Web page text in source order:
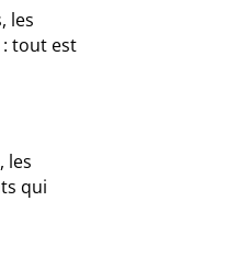
les
tout est
les
qui